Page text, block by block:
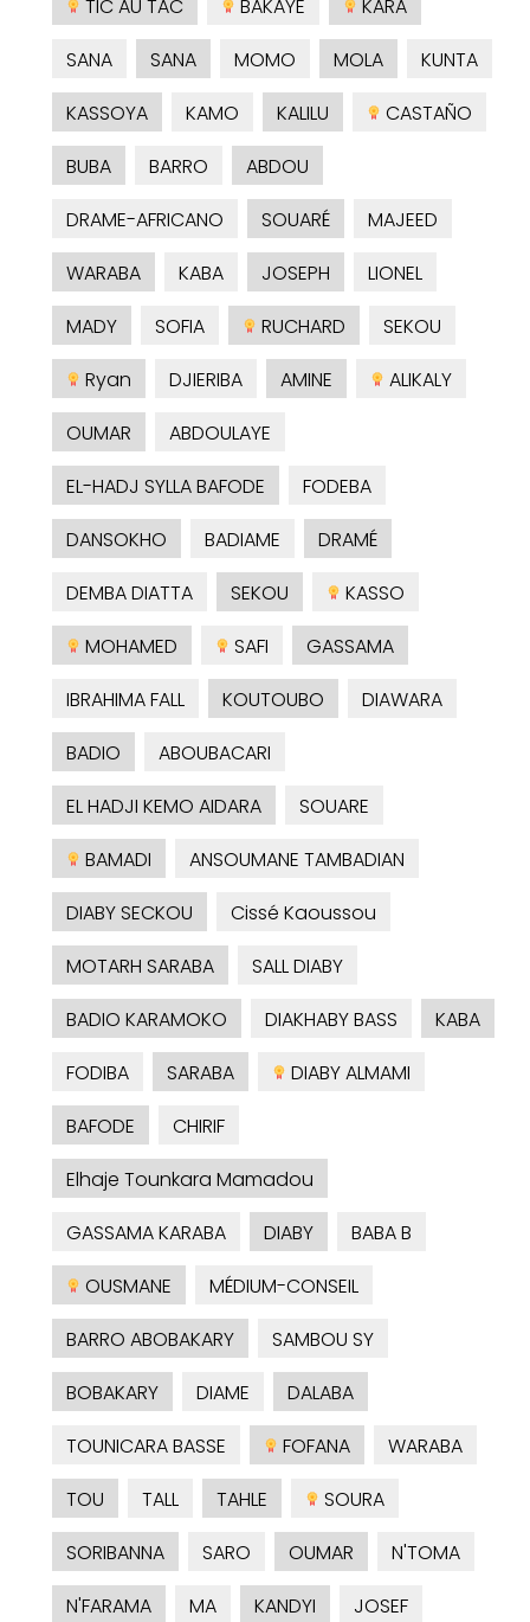
TIC AU TAC
BAKAYE
KARA
SANA
SANA MOMO MOLA
KUNTA
KASSOYA
KAMO KALILU
CASTAÑO
BUBA
BARRO
ABDOU
DRAME-AFRICANO
SOUARÉ
MAJEED
WARABA
KABA JOSEPH
LIONEL
MADY
SOFIA RUCHARD
SEKOU
Ryan
DJIERIBA AMINE
ALIKALY
OUMAR
ABDOULAYE
EL-HADJ SYLLA BAFODE
FODEBA
DANSOKHO
BADIAME
DRAMÉ
DEMBA DIATTA
SEKOU
KASSO
MOHAMED
SAFI
GASSAMA
IBRAHIMA FALL
KOUTOUBO
DIAWARA
BADIO
ABOUBACARI
EL HADJI KEMO AIDARA
SOUARE
BAMADI
ANSOUMANE TAMBADIAN
DIABY SECKOU
Cissé Kaoussou
MOTARH SARABA
SALL DIABY
BADIO KARAMOKO
DIAKHABY BASS
KABA
FODIBA
SARABA
DIABY ALMAMI
BAFODE
CHIRIF
Elhaje Tounkara Mamadou
GASSAMA KARABA
DIABY
BABA B
OUSMANE
MÉDIUM-CONSEIL
BARRO ABOBAKARY
SAMBOU SY
BOBAKARY
DIAME
DALABA
TOUNICARA BASSE
FOFANA
WARABA
TOU
TALL TAHLE
SOURA
SORIBANNA
SARO OUMAR
N'TOMA
N'FARAMA
MA KANDYI
JOSEF